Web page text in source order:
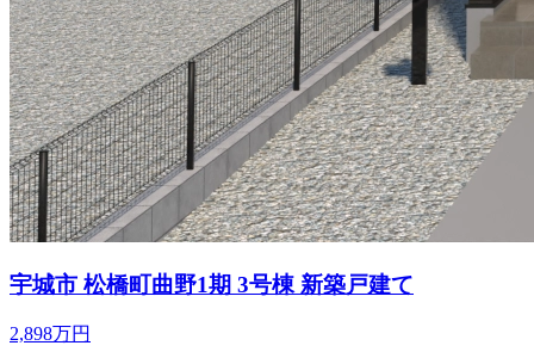
宇城市 松橋町曲野1期 3号棟 新築戸建て
2,898万円